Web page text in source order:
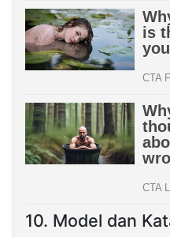
10. Model dan